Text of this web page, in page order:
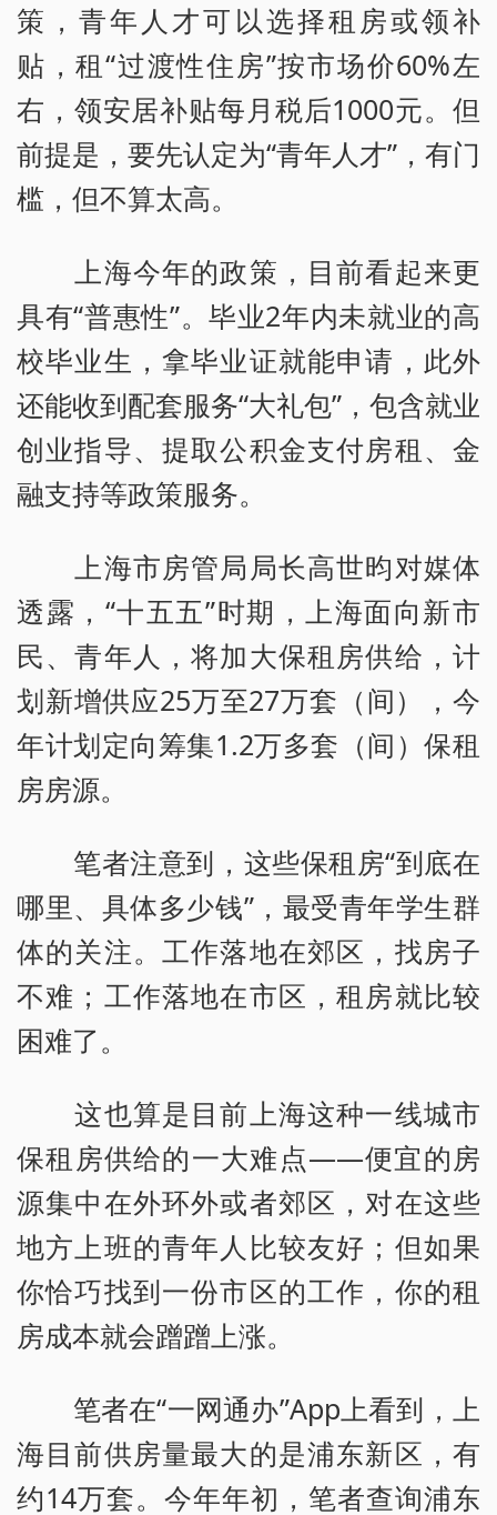
策，青年人才可以选择租房或领补
贴，租“过渡性住房”按市场价60%左
右，领安居补贴每月税后1000元。但
前提是，要先认定为“青年人才”，有门
槛，但不算太高。
上海今年的政策，目前看起来更
具有“普惠性”。毕业2年内未就业的高
校毕业生，拿毕业证就能申请，此外
还能收到配套服务“大礼包”，包含就业
创业指导、提取公积金支付房租、金
融支持等政策服务。
上海市房管局局长高世昀对媒体
透露，“十五五”时期，上海面向新市
民、青年人，将加大保租房供给，计
划新增供应25万至27万套（间），今
年计划定向筹集1.2万多套（间）保租
房房源。
笔者注意到，这些保租房“到底在
哪里、具体多少钱”，最受青年学生群
体的关注。工作落地在郊区，找房子
不难；工作落地在市区，租房就比较
困难了。
这也算是目前上海这种一线城市
保租房供给的一大难点——便宜的房
源集中在外环外或者郊区，对在这些
地方上班的青年人比较友好；但如果
你恰巧找到一份市区的工作，你的租
房成本就会蹭蹭上涨。
笔者在“一网通办”App上看到，上
海目前供房量最大的是浦东新区，有
约14万套。今年年初，笔者查询浦东